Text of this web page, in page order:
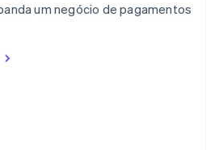
um negócio de pagamentos
China